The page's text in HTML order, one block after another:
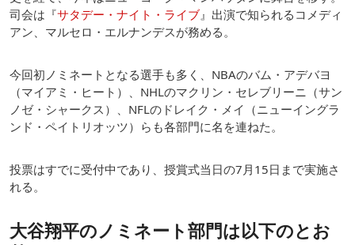
司会は『サタデー・ナイト・ライブ 』出演で知られるコメディ
アン、マルセロ・エルナンデスが務める。
今回初ノミネートとなる選手も多く、NBAのバム・アデバヨ
（マイアミ・ヒート）、NHLのマクリン・セレブリーニ（サン
ノゼ・シャークス）、NFLのドレイク・メイ（ニューイングラ
ンド・ペイトリオッツ）らも各部門に名を連ねた。
投票はすでに受付中であり、授賞式当日の7月15日まで実施さ
れる。
大谷翔平のノミネート部門は以下のとお